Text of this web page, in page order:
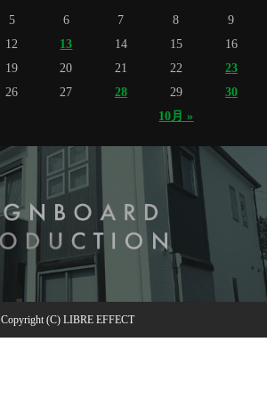
10月 »
5 6 7 8
9
12 13 14 15
16
19 20 21 22
23
26 27 28 29 30
Copyright (C) LIBRE EFFECT